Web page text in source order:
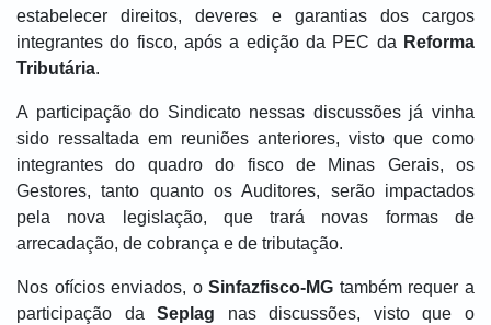
estabelecer direitos, deveres e garantias dos cargos
integrantes do fisco, após a edição da PEC da Reforma
Tributária.
A participação do Sindicato nessas discussões já vinha
sido ressaltada em reuniões anteriores, visto que como
integrantes do quadro do fisco de Minas Gerais, os
Gestores, tanto quanto os Auditores, serão impactados
pela nova legislação, que trará novas formas de
arrecadação, de cobrança e de tributação.
Nos ofícios enviados, oSinfazfisco-MG também requer a
participação daSeplag nas discussões, visto que o